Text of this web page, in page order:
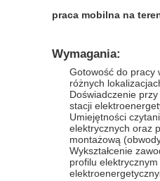
praca mobilna na
Wymagania:
Gotowość do pracy
różnych
Doświadczenie
stacji
Umiejętności
elektrycznych oraz
montażową
Wykształcenie
profilu elektrycznym